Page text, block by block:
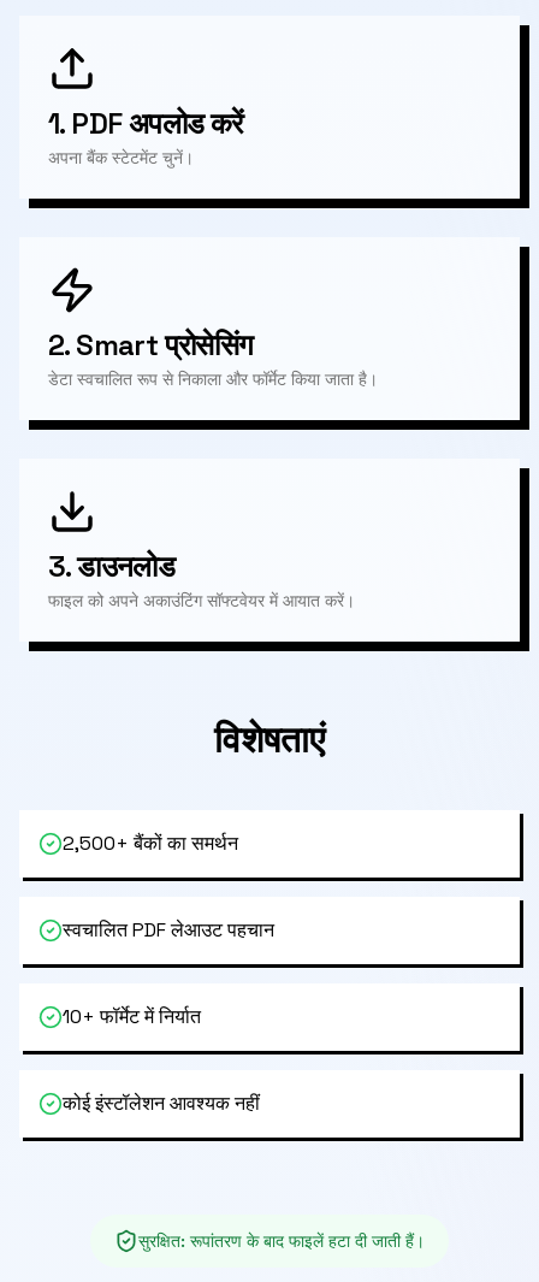
1. PDF अपलोड करें
अपना बैंक स्टेटमेंट चुनें।
2.Smart प्रोसेसिंग
डेटा स्वचालित रूप से निकाला और फॉर्मेट किया जाता है।
3.डाउनलोड
फाइल को अपने अकाउंटिंग सॉफ्टवेयर में आयात करें।
विशेषताएं
2,500+ बैंकों का समर्थन
स्वचालित PDF लेआउट पहचान
10+ फॉर्मेट में निर्यात
कोई इंस्टॉलेशन आवश्यक नहीं
सुरक्षित: रूपांतरण के बाद फाइलें हटा दी जाती हैं।